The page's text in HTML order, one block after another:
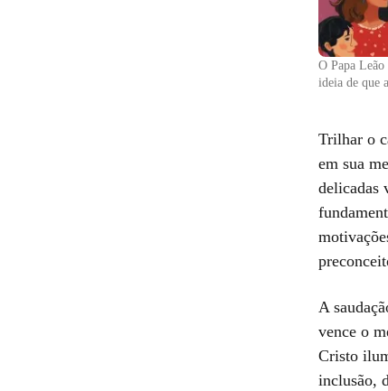
O Papa
ideia de que
Trilhar o
em sua
delicadas
A
vence o
Cristo
inclusão,